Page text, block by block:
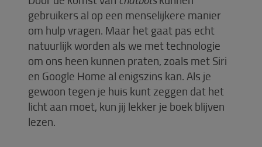
gebruikers al op een menselijkere manier
om hulp vragen. Maar het gaat pas echt
natuurlijk worden als we met technologie
om ons heen kunnen praten, zoals met Siri
en Google Home al enigszins kan. Als je
gewoon tegen je huis kunt zeggen dat het
licht aan moet, kun jij lekker je boek blijven
lezen.